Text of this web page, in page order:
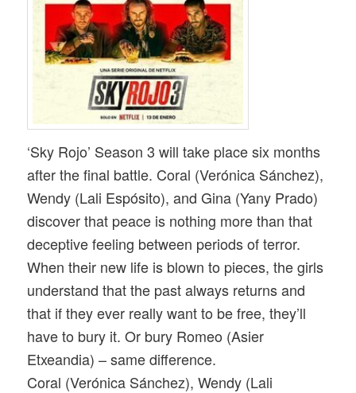
‘Sky Rojo’ Season 3 will take place six months
after the final battle. Coral (Verónica Sánchez),
Wendy (Lali Espósito), and Gina (Yany Prado)
discover that peace is nothing more than that
deceptive feeling between periods of terror.
When their new life is blown to pieces, the girls
understand that the past always returns and
that if they ever really want to be free, they’ll
have to bury it. Or bury Romeo (Asier
Etxeandia) – same difference.
Coral (Verónica Sánchez), Wendy (Lali